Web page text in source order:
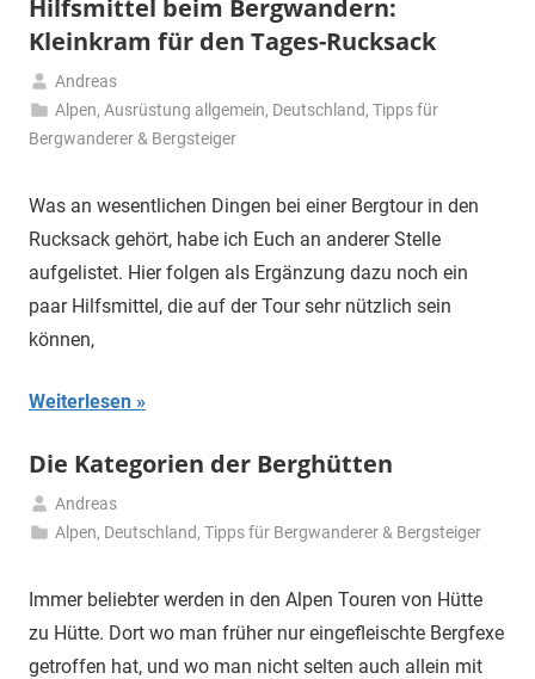
Hilfsmittel beim Bergwandern:
Kleinkram für den Tages-Rucksack
26.
April
Andreas
Alpen,Ausrüstung allgemein, Deutschland,Tipps für
Bergwanderer & Bergsteiger
Was an wesentlichen Dingen bei einer Bergtour in den
Rucksack gehört, habe ich Euch an anderer Stelle
aufgelistet. Hier folgen als Ergänzung dazu noch ein
paar Hilfsmittel, die auf der Tour sehr nützlich sein
können,
Weiterlesen
Die Kategorien der Berghütten
24.
2020
Andreas
Alpen, Deutschland,Tipps für Bergwanderer & Bergsteiger
Immer beliebter werden in den Alpen Touren von Hütte
zu Hütte. Dort wo man früher nur eingefleischte Bergfexe
getroffen hat, und wo man nicht selten auch allein mit